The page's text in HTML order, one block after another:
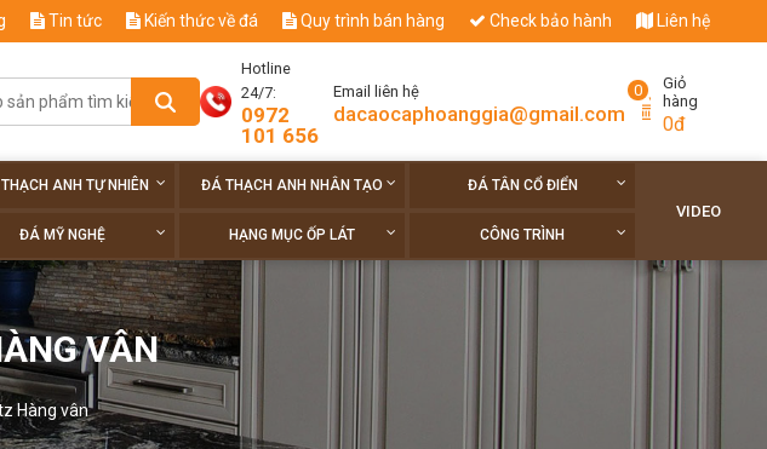
Tin tức Kiến thức về đá Quy trình bán hàng Check bảo hành Liên hệ
Hotline
24/7:
0972
101 656
Email liên hệ
dacaocaphoanggia@gmail.com
0
Giỏ
hàng
0đ
ANH TỰ NHIÊN ĐÁ THẠCH ANH NHÂN TẠO ĐÁ TÂN CỔ ĐIỂN
ĐÁ MỸ NGHỆ HẠNG MỤC ỐP LÁT CÔNG TRÌNH
VIDEO
VÂN
Hàng vân